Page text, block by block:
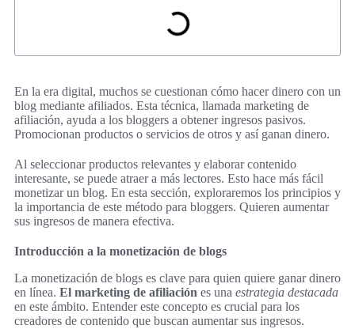
En la era digital, muchos se cuestionan cómo hacer dinero con un
blog mediante afiliados. Esta técnica, llamada marketing de
afiliación, ayuda a los bloggers a obtener ingresos pasivos.
Promocionan productos o servicios de otros y así ganan dinero.
Al seleccionar productos relevantes y elaborar contenido
interesante, se puede atraer a más lectores. Esto hace más fácil
monetizar un blog. En esta sección, exploraremos los principios y
la importancia de este método para bloggers. Quieren aumentar
sus ingresos de manera efectiva.
Introducción a la monetización de blogs
La monetización de blogs es clave para quien quiere ganar dinero
en línea. El marketing de afiliación es una estrategia destacada
en este ámbito. Entender este concepto es crucial para los
creadores de contenido que buscan aumentar sus ingresos.